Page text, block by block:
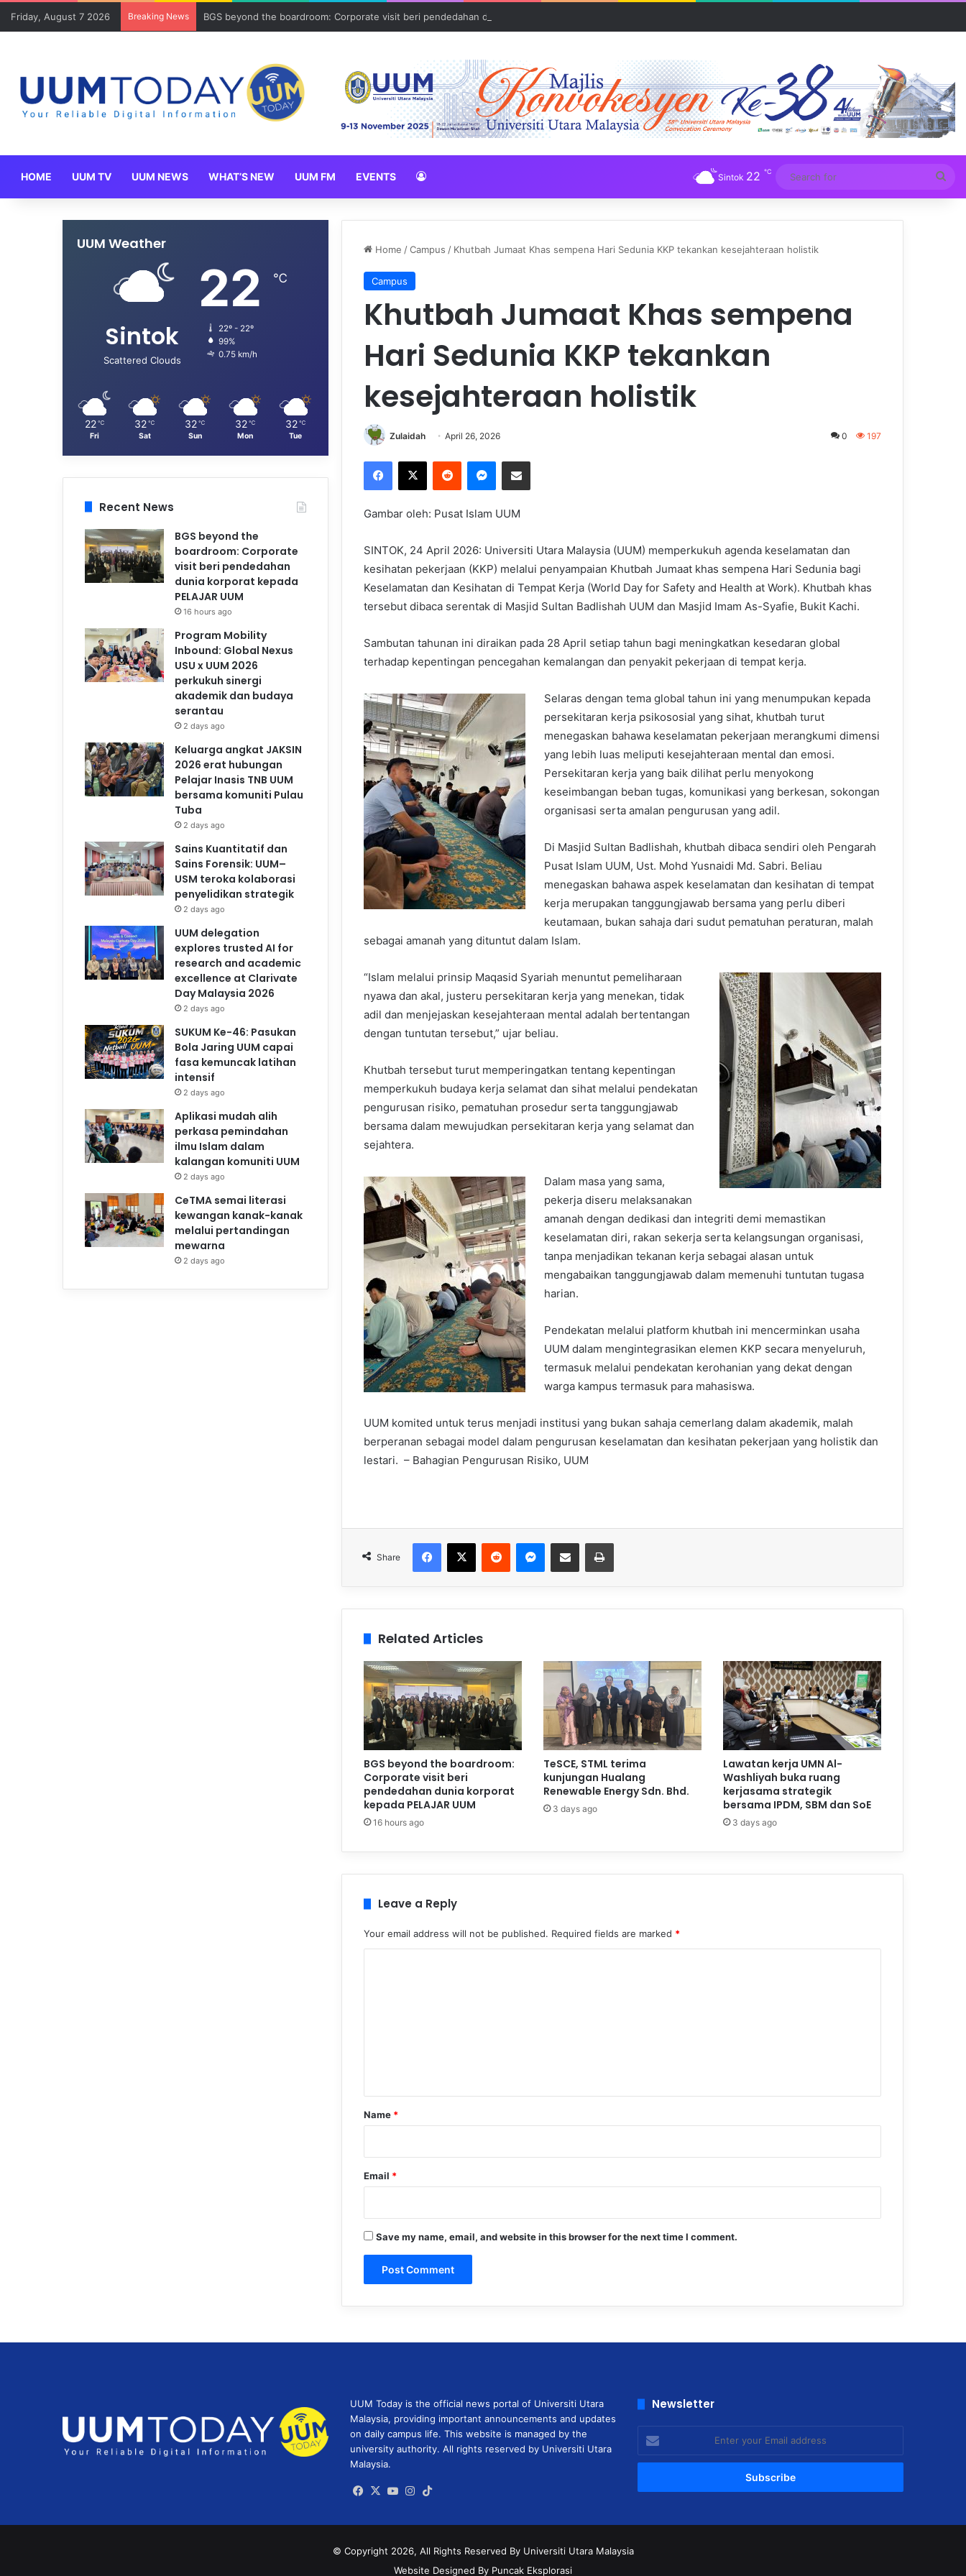
Friday, August 7 2026 Breaking News BGS beyond the boardroom: Corporate visit beri pendedahan dunia korporat kepada PELAJAR UUM
HOME UUM TV UUM NEWS WHAT’S NEW UUM FM EVENTS Sintok 22 ℃
for
Home /Campus / Khutbah Jumaat Khas sempena Hari Sedunia KKP tekankan kesejahteraan holistik
Campus
Khutbah Jumaat Khas sempena
Hari Sedunia KKP tekankan
kesejahteraan holistik
Zulaidah April 26, 2026 0 197
Gambar oleh: Pusat Islam UUM
SINTOK, 24 April 2026: Universiti Utara Malaysia (UUM) memperkukuh agenda keselamatan dan
kesihatan pekerjaan (KKP) melalui penyampaian Khutbah Jumaat khas sempena Hari Sedunia bagi
Keselamatan dan Kesihatan di Tempat Kerja (World Day for Safety and Health at Work). Khutbah khas
tersebut dibaca serentak di Masjid Sultan Badlishah UUM dan Masjid Imam As-Syafie, Bukit Kachi.
Sambutan tahunan ini diraikan pada 28 April setiap tahun bagi meningkatkan kesedaran global
terhadap kepentingan pencegahan kemalangan dan penyakit pekerjaan di tempat kerja.
Selaras dengan tema global tahun ini yang menumpukan kepada
persekitaran kerja psikososial yang sihat, khutbah turut
menegaskan bahawa keselamatan pekerjaan merangkumi dimensi
yang lebih luas meliputi kesejahteraan mental dan emosi.
Persekitaran kerja yang baik dilihat perlu menyokong
keseimbangan beban tugas, komunikasi yang berkesan, sokongan
organisasi serta amalan pengurusan yang adil.
Di Masjid Sultan Badlishah, khutbah dibaca sendiri oleh Pengarah
Pusat Islam UUM, Ust. Mohd Yusnaidi Md. Sabri. Beliau
menegaskan bahawa aspek keselamatan dan kesihatan di tempat
kerja merupakan tanggungjawab bersama yang perlu diberi
keutamaan, bukan sahaja dari sudut pematuhan peraturan, malah
sebagai amanah yang dituntut dalam Islam.
“Islam melalui prinsip Maqasid Syariah menuntut pemeliharaan
nyawa dan akal, justeru persekitaran kerja yang menekan, tidak
adil dan menjejaskan kesejahteraan mental adalah bertentangan
dengan tuntutan tersebut,” ujar beliau.
Khutbah tersebut turut memperingatkan tentang kepentingan
memperkukuh budaya kerja selamat dan sihat melalui pendekatan
pengurusan risiko, pematuhan prosedur serta tanggungjawab
bersama dalam mewujudkan persekitaran kerja yang selamat dan
sejahtera.
Dalam masa yang sama,
pekerja diseru melaksanakan
amanah dengan dedikasi dan integriti demi memastikan
keselamatan diri, rakan sekerja serta kelangsungan organisasi,
tanpa menjadikan tekanan kerja sebagai alasan untuk
mengabaikan tanggungjawab dalam memenuhi tuntutan tugasa
harian.
Pendekatan melalui platform khutbah ini mencerminkan usaha
UUM dalam mengintegrasikan elemen KKP secara menyeluruh,
termasuk melalui pendekatan kerohanian yang dekat dengan
warga kampus termasuk para mahasiswa.
UUM komited untuk terus menjadi institusi yang bukan sahaja cemerlang dalam akademik, malah
berperanan sebagai model dalam pengurusan keselamatan dan kesihatan pekerjaan yang holistik dan
lestari. – Bahagian Pengurusan Risiko, UUM
Share
Related Articles
BGS beyond the boardroom:
Corporate visit beri
pendedahan dunia korporat
kepada PELAJAR UUM
16 hours ago
TeSCE, STML terima
kunjungan Hualang
Renewable Energy Sdn. Bhd.
3 days ago
Lawatan kerja UMN Al-
Washliyah buka ruang
kerjasama strategik
bersama IPDM, SBM dan SoE
3 days ago
Leave a Reply
Your email address will not be published. Required fields are marked *
*
Name *
Email *
Save my name, email, and website in this browser for the next time I comment.
UUM Weather
Sintok
Scattered Clouds
22 ℃
22º - 22º
99%
0.75 km/h
22 ℃
Fri
32 ℃
Sat
32 ℃
Sun
32 ℃
Mon
32 ℃
Tue
Recent News
BGS beyond the
boardroom: Corporate
visit beri pendedahan
dunia korporat kepada
PELAJAR UUM
16 hours ago
Program Mobility
Inbound: Global Nexus
USU x UUM 2026
perkukuh sinergi
akademik dan budaya
serantau
2 days ago
Keluarga angkat JAKSIN
2026 erat hubungan
Pelajar Inasis TNB UUM
bersama komuniti Pulau
Tuba
2 days ago
Sains Kuantitatif dan
Sains Forensik: UUM–
USM teroka kolaborasi
penyelidikan strategik
2 days ago
UUM delegation
explores trusted AI for
research and academic
excellence at Clarivate
Day Malaysia 2026
2 days ago
SUKUM Ke-46: Pasukan
Bola Jaring UUM capai
fasa kemuncak latihan
intensif
2 days ago
Aplikasi mudah alih
perkasa pemindahan
ilmu Islam dalam
kalangan komuniti UUM
2 days ago
CeTMA semai literasi
kewangan kanak-kanak
melalui pertandingan
mewarna
2 days ago
UUM Today is the official news portal of Universiti Utara
Malaysia, providing important announcements and updates
on daily campus life. This website is managed by the
university authority. All rights reserved by Universiti Utara
Malaysia.
Facebook
X YouTubeInstagram
Newsletter
your
Email
© Copyright 2026, All Rights Reserved By Universiti Utara Malaysia
Website Designed By Puncak Eksplorasi